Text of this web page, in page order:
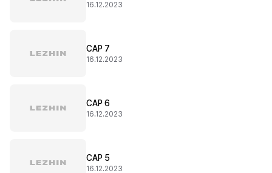
16.12.2023
CAP 7
16.12.2023
CAP 6
16.12.2023
CAP 5
16.12.2023